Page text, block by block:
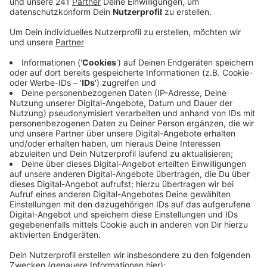
Bahnhöfen in ganz Deutschland.
Anzeige
Bei den Drogendelikten und Verstößen gegen das
Waffengesetz führt der Bahnhof aus der
Nachbarstadt sogar die bundesweite Negativ-Liste an.
Bei Eigentumsdelikten landet er auf Platz 3. Konkret:
Im zweiten Halbjahr 2020 haben die Behörden am
Kölner Hauptbahnhof über 500 Eigentumsdelikte wie
zum Beispiel Diebstahl festgestellt. Im
Zusammenhang mit Drogen waren es über 270. Laut
dem Innenministerium haben Bahnhöfe wie etwa in
Köln eine große Sogwirkung auf Kriminelle. Sie sind für
ein zentraler Knotenpunkt.